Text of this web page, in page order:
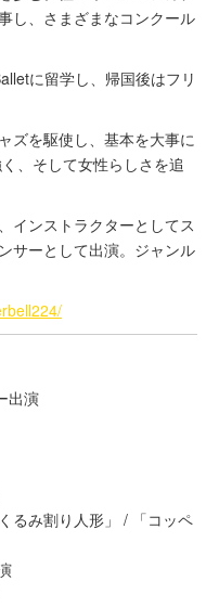
し、さまざまなコンクール
に留学し、帰国後はフリ
ズを駆使し、基本を大事に
、そして女性らしさを追
インストラクターとしてス
サーとして出演。ジャンル
出演
るみ割り人形」 / 「コッペ